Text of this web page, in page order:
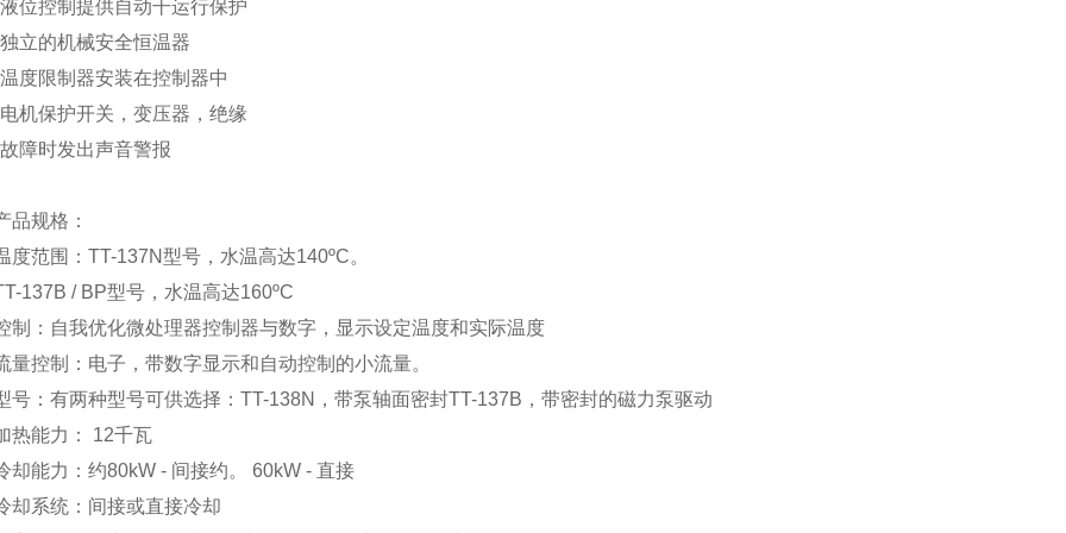
控制提供自动干运行保护
的机械安全恒温器
限制器安装在控制器中
保护开关，变压器，绝缘
障时发出声音警报
规格：
范围：TT-137N型号，水温高达140ºC。
/ BP型号，水温高达160ºC
：自我优化微处理器控制器与数字，显示设定温度和实际温度
控制：电子，带数字显示和自动控制的小流量。
有两种型号可供选择：TT-138N，带泵轴面密封TT-137B，带密封的磁力泵驱动
能力： 12千瓦
能力：约80kW - 间接约。 60kW - 直接
系统：间接或直接冷却